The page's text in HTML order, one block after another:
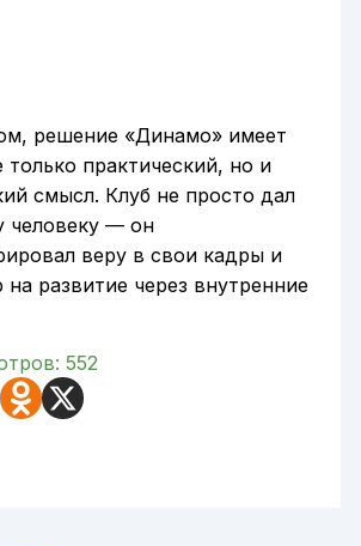
решение «Динамо» имеет
только практический, но и
смысл. Клуб не просто дал
человеку — он
веру в свои кадры и
на развитие через внутренние
552